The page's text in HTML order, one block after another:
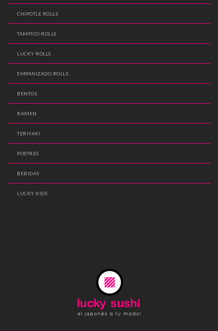
CHIPOTLE ROLLS
TAMPICO ROLLS
LUCKY ROLLS
EMPANIZADO ROLLS
BENTOS
RAMEN
TERIYAKI
POSTRES
BEBIDAS
LUCKY KIDS